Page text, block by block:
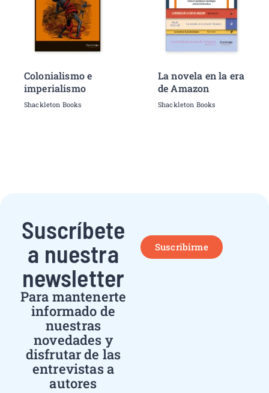
Colonialismo e
imperialismo
Shackleton Books
La novela en la era
de Amazon
Shackleton Books
Suscríbete
a nuestra
newsletter
Para mantenerte
informado de
nuestras
novedades y
disfrutar de las
entrevistas a
autores
Suscribirme